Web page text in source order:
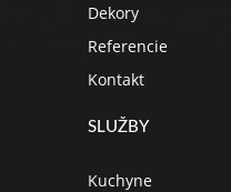
Dekory
Referencie
Kontakt
SLUŽBY
Kuchyne